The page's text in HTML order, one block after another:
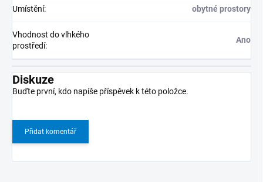
Umístění: obytné prostory
Vhodnost do vlhkého
prostředí:
Ano
Diskuze
Buďte první, kdo napíše příspěvek k této položce.
Přidat komentář